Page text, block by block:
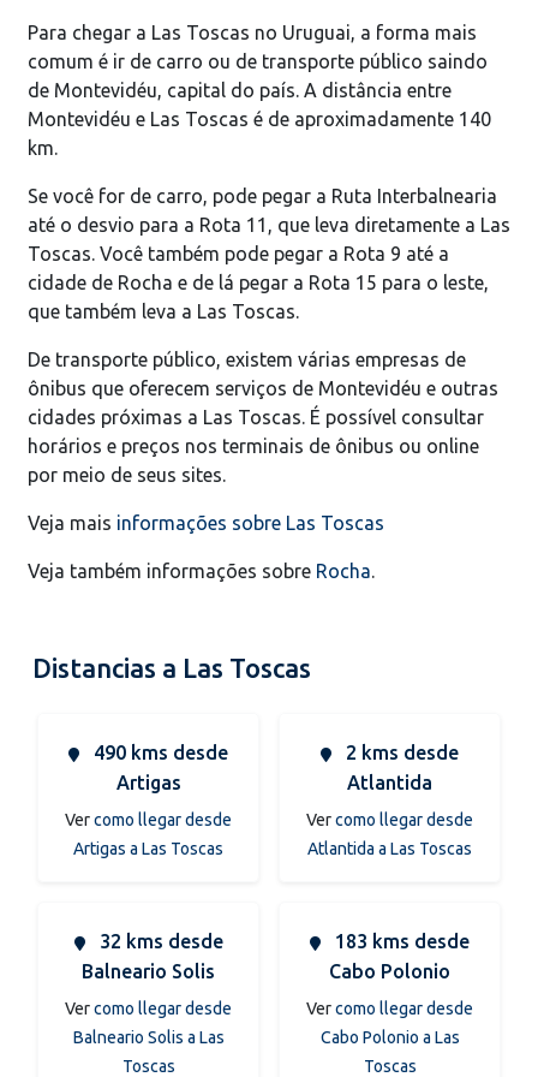
Para chegar a Las Toscas no Uruguai, a forma mais
comum é ir de carro ou de transporte público saindo
de Montevidéu, capital do país. A distância entre
Montevidéu e Las Toscas é de aproximadamente 140
km.
Se você for de carro, pode pegar a Ruta Interbalnearia
até o desvio para a Rota 11, que leva diretamente a Las
Toscas. Você também pode pegar a Rota 9 até a
cidade de Rocha e de lá pegar a Rota 15 para o leste,
que também leva a Las Toscas.
De transporte público, existem várias empresas de
ônibus que oferecem serviços de Montevidéu e outras
cidades próximas a Las Toscas. É possível consultar
horários e preços nos terminais de ônibus ou online
por meio de seus sites.
Veja mais informações sobre Las Toscas
Veja também informações sobre Rocha.
Distancias a Las Toscas
490 kms desde
Artigas
Vercomo llegar desde
Artigas a Las Toscas
2 kms desde
Atlantida
Vercomo llegar desde
Atlantida a Las Toscas
32 kms desde
Balneario Solis
Vercomo llegar desde
Balneario Solis a Las
Toscas
183 kms desde
Cabo Polonio
Vercomo llegar desde
Cabo Polonio a Las
Toscas